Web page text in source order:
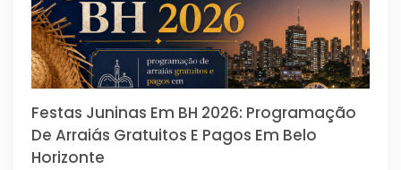
Festas Juninas Em BH 2026: Programação
De Arraiás Gratuitos E Pagos Em Belo
Horizonte